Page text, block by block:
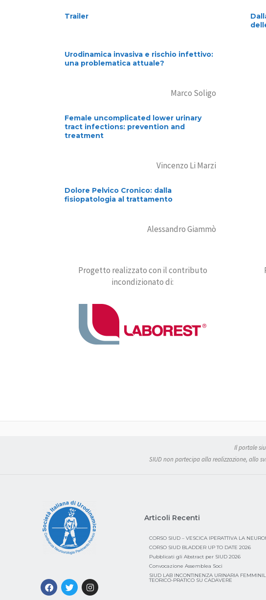
Trailer
Urodinamica invasiva e rischio infettivo:
una problematica attuale?
Marco Soligo
Female uncomplicated lower urinary
tract infections: prevention and
treatment
Vincenzo Li Marzi
Dolore Pelvico Cronico: dalla
fisiopatologia al trattamento
Alessandro Giammò
Progetto realizzato con il contributo
incondizionato di:
Il portale
SIUD non partecipa alla realizzazione, allo
Articoli Recenti
CORSO SIUD – VESCICA IPERATTIVA LA
CORSO SIUD BLADDER UP TO DATE 2026
Pubblicati gli Abstract per SIUD 2026
Convocazione Assemblea Soci
SIUD LAB INCONTINENZA URINARIA
TEORICO-PRATICO SU CADAVERE